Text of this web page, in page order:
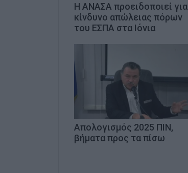
Η ΑΝΑΣΑ προειδοποιεί για
κίνδυνο απώλειας πόρων
του ΕΣΠΑ στα Ιόνια
Απολογισμός 2025 ΠΙΝ,
βήματα προς τα πίσω